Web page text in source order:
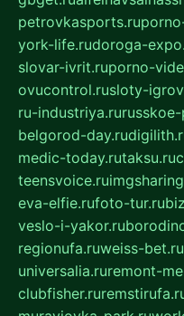
petrovkasports.ru
york-life.rudoroga-
slovar-ivrit.ruporno-
ovucontrol.rusloty-
ru-industriya.ru
belgorod-day.ru
medic-today.rutaksu.ru
teensvoice.ru
eva-elfie.rufoto-tur.ru
veslo-i-yakor.ru
regionufa.ruweiss-bet.ru
universalia.ruremont-
clubfisher.ru